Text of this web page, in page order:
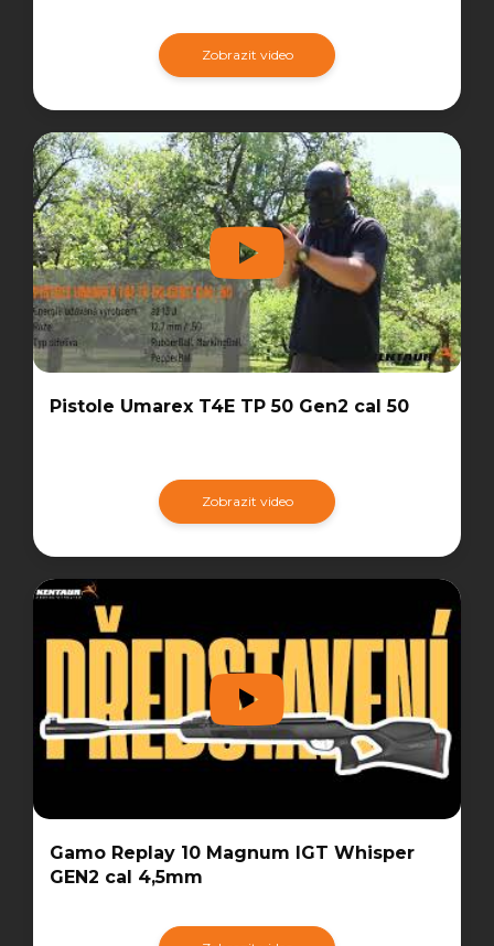
Zobrazit video
Pistole Umarex T4E TP 50 Gen2 cal 50
Zobrazit video
Gamo Replay 10 Magnum IGT Whisper
GEN2 cal 4,5mm